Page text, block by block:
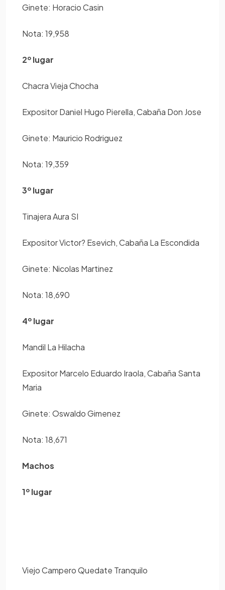
Ginete: Horacio Casin
Nota: 19,958
2º lugar
Chacra Vieja Chocha
Expositor Daniel Hugo Pierella, Cabaña Don Jose
Ginete: Mauricio Rodriguez
Nota: 19,359
3º lugar
Tinajera Aura SI
Expositor Victor? Esevich, Cabaña La Escondida
Ginete: Nicolas Martinez
Nota: 18,690
4º lugar
Mandil La Hilacha
Expositor Marcelo Eduardo Iraola, Cabaña Santa
Maria
Ginete: Oswaldo Gimenez
Nota: 18,671
Machos
1º lugar
Viejo Campero Quedate Tranquilo